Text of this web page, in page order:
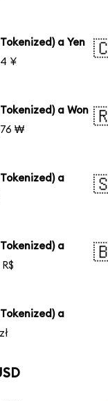
a Yen
¥
a Won
₩
a
a
a